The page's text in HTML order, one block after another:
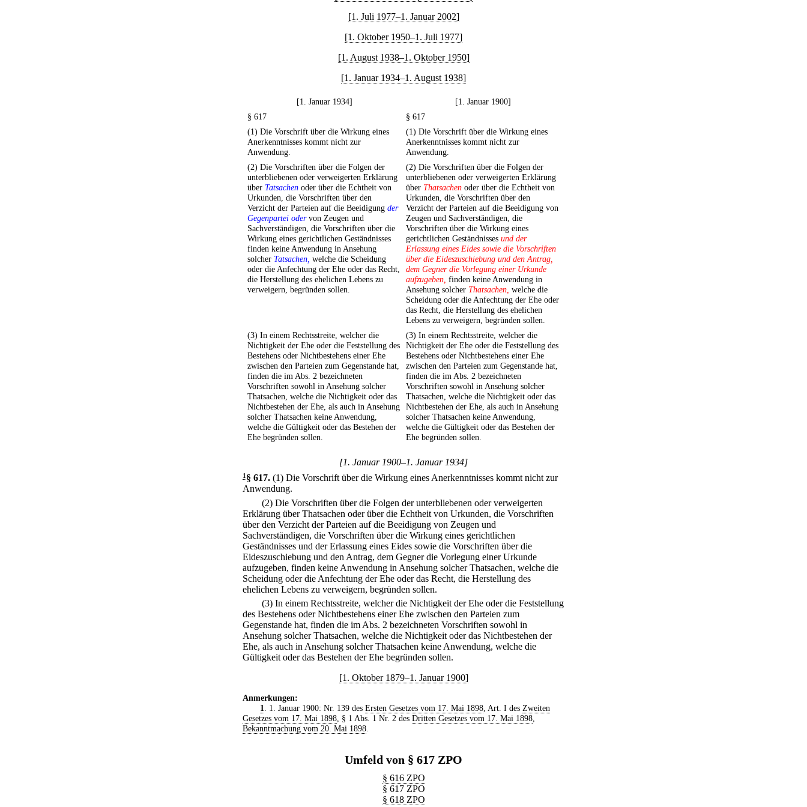
[1. Juli 1977–1. Januar 2002]
[1. Oktober 1950–1. Juli 1977]
[1. August 1938–1. Oktober 1950]
[1. Januar 1934–1. August 1938]
[1. Januar 1934]
[1. Januar 1900]
§ 617
§ 617
(1) Die Vorschrift über die Wirkung eines
Anerkenntnisses kommt nicht zur
Anwendung.
(1) Die Vorschrift über die Wirkung eines
Anerkenntnisses kommt nicht zur
Anwendung.
(2) Die Vorschriften über die Folgen der
unterbliebenen oder verweigerten Erklärung
über Tatsachen oder über die Echtheit von
Urkunden, die Vorschriften über den
Verzicht der Parteien auf die Beeidigung der
Gegenpartei odervon Zeugen und
Sachverständigen, die Vorschriften über die
Wirkung eines gerichtlichen Geständnisses
finden keine Anwendung in Ansehung
solcher Tatsachen, welche die Scheidung
oder die Anfechtung der Ehe oder das Recht,
die Herstellung des ehelichen Lebens zu
verweigern, begründen sollen.
(2) Die Vorschriften über die Folgen der
unterbliebenen oder verweigerten Erklärung
über Thatsachen oder über die Echtheit von
Urkunden, die Vorschriften über den
Verzicht der Parteien auf die Beeidigung von
Zeugen und Sachverständigen, die
Vorschriften über die Wirkung eines
gerichtlichen Geständnisses und der
Erlassung eines Eides sowie die Vorschriften
über die Eideszuschiebung und den Antrag,
dem Gegner die Vorlegung einer Urkunde
aufzugeben, finden keine Anwendung in
Ansehung solcher Thatsachen, welche die
Scheidung oder die Anfechtung der Ehe oder
das Recht, die Herstellung des ehelichen
Lebens zu verweigern, begründen sollen.
(3) In einem Rechtsstreite, welcher die
Nichtigkeit der Ehe oder die Feststellung des
Bestehens oder Nichtbestehens einer Ehe
zwischen den Parteien zum Gegenstande hat,
finden die im Abs. 2 bezeichneten
Vorschriften sowohl in Ansehung solcher
Thatsachen, welche die Nichtigkeit oder das
Nichtbestehen der Ehe, als auch in Ansehung
solcher Thatsachen keine Anwendung,
welche die Gültigkeit oder das Bestehen der
Ehe begründen sollen.
(3) In einem Rechtsstreite, welcher die
Nichtigkeit der Ehe oder die Feststellung des
Bestehens oder Nichtbestehens einer Ehe
zwischen den Parteien zum Gegenstande hat,
finden die im Abs. 2 bezeichneten
Vorschriften sowohl in Ansehung solcher
Thatsachen, welche die Nichtigkeit oder das
Nichtbestehen der Ehe, als auch in Ansehung
solcher Thatsachen keine Anwendung,
welche die Gültigkeit oder das Bestehen der
Ehe begründen sollen.
[1. Januar 1900–1. Januar 1934]
1§ 617. (1) Die Vorschrift über die Wirkung eines Anerkenntnisses kommt nicht zur
Anwendung.
(2) Die Vorschriften über die Folgen der unterbliebenen oder verweigerten
Erklärung über Thatsachen oder über die Echtheit von Urkunden, die Vorschriften
über den Verzicht der Parteien auf die Beeidigung von Zeugen und
Sachverständigen, die Vorschriften über die Wirkung eines gerichtlichen
Geständnisses und der Erlassung eines Eides sowie die Vorschriften über die
Eideszuschiebung und den Antrag, dem Gegner die Vorlegung einer Urkunde
aufzugeben, finden keine Anwendung in Ansehung solcher Thatsachen, welche die
Scheidung oder die Anfechtung der Ehe oder das Recht, die Herstellung des
ehelichen Lebens zu verweigern, begründen sollen.
(3) In einem Rechtsstreite, welcher die Nichtigkeit der Ehe oder die Feststellung
des Bestehens oder Nichtbestehens einer Ehe zwischen den Parteien zum
Gegenstande hat, finden die im Abs. 2 bezeichneten Vorschriften sowohl in
Ansehung solcher Thatsachen, welche die Nichtigkeit oder das Nichtbestehen der
Ehe, als auch in Ansehung solcher Thatsachen keine Anwendung, welche die
Gültigkeit oder das Bestehen der Ehe begründen sollen.
[1. Oktober 1879–1. Januar 1900]
Anmerkungen:
1
. 1. Januar 1900: Nr. 139 des Ersten Gesetzes vom 17. Mai 1898, Art. I des Zweiten
Gesetzes vom 17. Mai 1898 , § 1 Abs. 1 Nr. 2 des Dritten Gesetzes vom 17. Mai 1898
Bekanntmachung vom 20. Mai 1898
Umfeld von § 617 ZPO
§ 616 ZPO
§ 617 ZPO
§ 618 ZPO